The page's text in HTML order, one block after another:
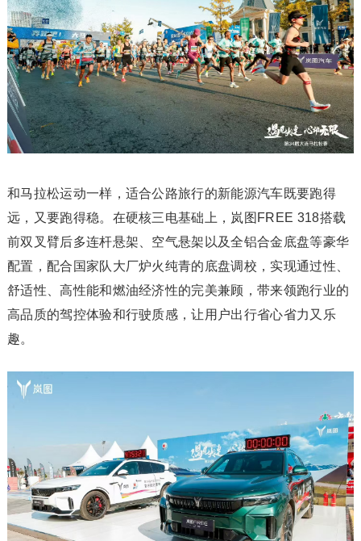
和马拉松运动一样，适合公路旅行的新能源汽车既要跑得
远，又要跑得稳。在硬核三电基础上，岚图FREE 318搭载
前双叉臂后多连杆悬架、空气悬架以及全铝合金底盘等豪华
配置，配合国家队大厂炉火纯青的底盘调校，实现通过性、
舒适性、高性能和燃油经济性的完美兼顾，带来领跑行业的
高品质的驾控体验和行驶质感，让用户出行省心省力又乐
趣。